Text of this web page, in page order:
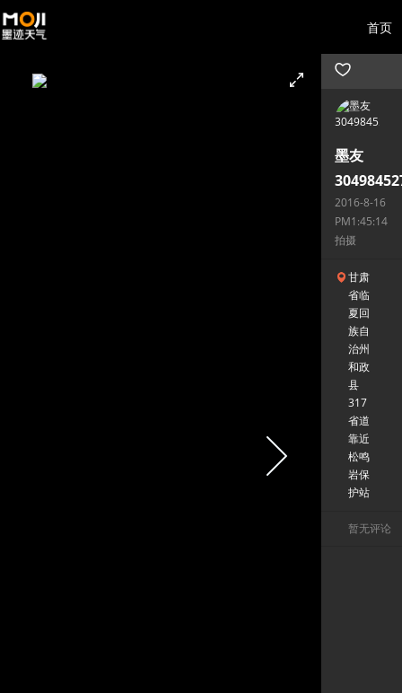
首页
墨友
2016-8-16
PM1:45:14
拍摄
甘肃
省临
夏回
族自
治州
和政
县
317
省道
靠近
松鸣
岩保
护站
暂无评论